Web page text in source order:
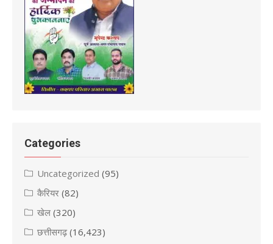
Categories
Uncategorized (95)
कैरियर (82)
खेल (320)
छत्तीसगढ़(16,423)